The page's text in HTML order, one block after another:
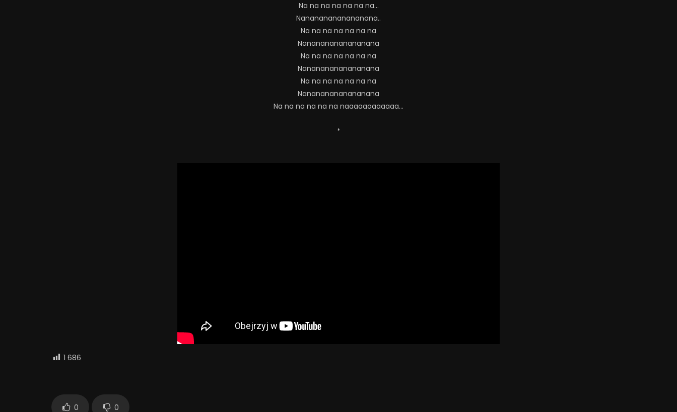
Na na na na na na na…
Nanananananananana..
Na na na na na na na
Nanananananananana
Na na na na na na na
Nanananananananana
Na na na na na na na
Nanananananananana
Na na na na na na naaaaaaaaaaaa…
*
1 686
0 0